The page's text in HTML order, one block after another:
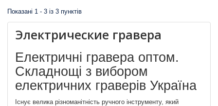
Показані 1 - 3 із 3 пунктів
Электрические гравера
Електричні гравера оптом.
Складнощі з вибором
електричних граверів Україна
Існує велика різноманітність ручного інструменту, який